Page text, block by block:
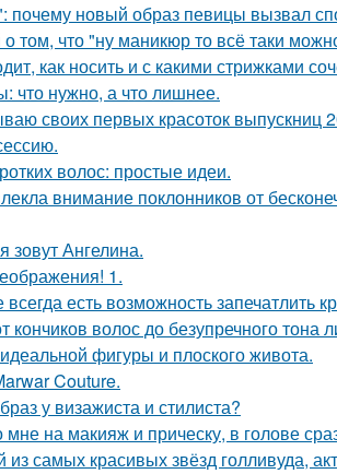
новый образ певицы вызвал
том, что "ну маникюр то всё таки
как носить и с какими стрижками
что нужно, а что лишнее.
своих первых красоток выпускниц
волос: простые идеи.
внимание поклонников от
зовут Ангелина.
1.
есть возможность запечатлить
волос до безупречного тона
фигуры и плоского живота.
Couture.
у визажиста и стилиста?
на макияж и прическу, в голове
самых красивых звёзд голливуда,